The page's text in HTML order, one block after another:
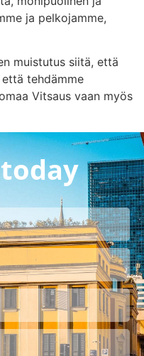
ja pelkojamme,
muistutus siitä, että
tehdämme
Vitsaus vaan myös